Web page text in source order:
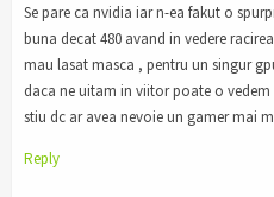
Se pare ca nvidia iar n-ea fakut o
buna decat 480 avand in vedere
mau lasat masca , pentru un singur
daca ne uitam in viitor poate o
stiu dc ar avea nevoie un gamer mai
Reply